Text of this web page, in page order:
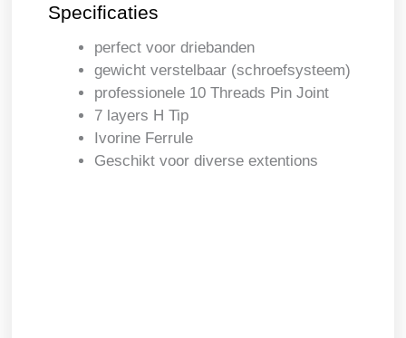
Specificaties
perfect voor driebanden
gewicht verstelbaar (schroefsysteem)
professionele 10 Threads Pin Joint
7 layers H Tip
Ivorine Ferrule
Geschikt voor diverse extentions